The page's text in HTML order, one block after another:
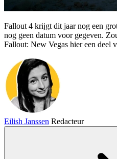
Fallout 4 krijgt dit jaar nog een
nog geen datum voor gegeven.
Fallout: New Vegas hier een deel
Eilish Janssen Redacteur